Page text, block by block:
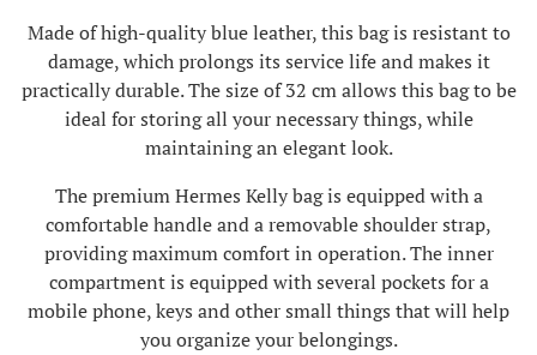
Made of high-quality blue leather, this bag is resistant to
damage, which prolongs its service life and makes it
practically durable. The size of 32 cm allows this bag to be
ideal for storing all your necessary things, while
maintaining an elegant look.
The premium Hermes Kelly bag is equipped with a
comfortable handle and a removable shoulder strap,
providing maximum comfort in operation. The inner
compartment is equipped with several pockets for a
mobile phone, keys and other small things that will help
you organize your belongings.